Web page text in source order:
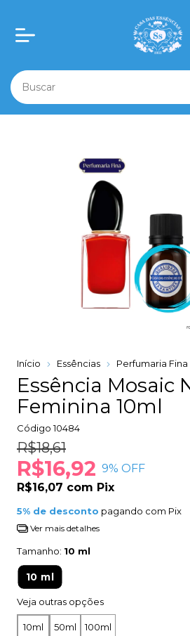
Início Essências Perfumaria Fina
Essência Mosaic
Feminina 10ml
Código 10484
R$18,61
R$16,92 9% OFF
R$16,07 com Pix
5% de desconto pagando com Pix
Ver mais detalhes
Tamanho: 10 ml
10 ml
Veja outras opções
10ml 50ml 100ml